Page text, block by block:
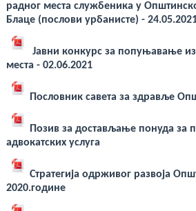
радног места службеника у
Блаце (послови урбанисте) -
Јавни конкурс за попуњавање
места - 02.06.2021
Пословник савета за здравље
Позив за достављање понуда за
адвокатских услуга
Стратегија одрживог развоја
2020.године